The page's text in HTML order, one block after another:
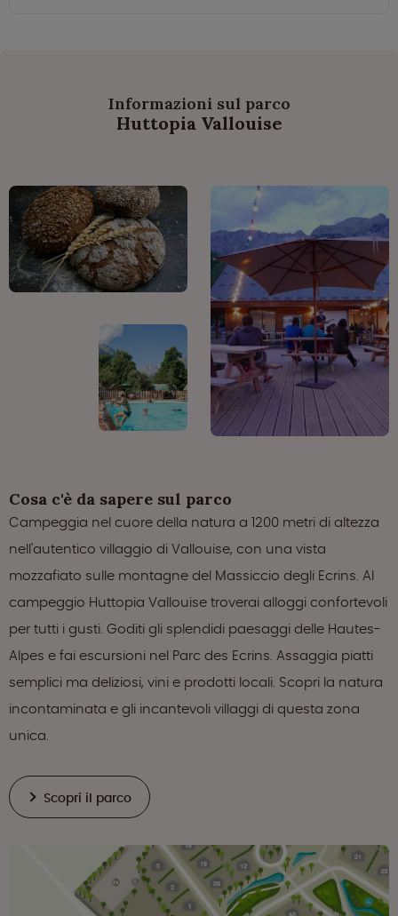
Informazioni sul parco
Huttopia Vallouise
Cosa c'è da sapere sul parco
Campeggia nel cuore della natura a 1200 metri di altezza
nell'autentico villaggio di Vallouise, con una vista
mozzafiato sulle montagne del Massiccio degli Ecrins. Al
campeggio Huttopia Vallouise troverai alloggi confortevoli
per tutti i gusti. Goditi gli splendidi paesaggi delle Hautes-
Alpes e fai escursioni nel Parc des Ecrins. Assaggia piatti
semplici ma deliziosi, vini e prodotti locali. Scopri la natura
incontaminata e gli incantevoli villaggi di questa zona
unica.
Scopri il parco